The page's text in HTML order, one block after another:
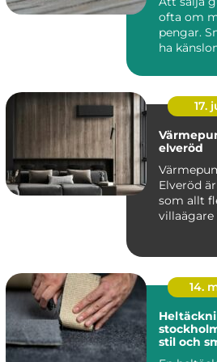
ofta om
pengar.
ha
komma
17.
elveröd
Elveröd
som allt
villaägare
14.
stockholm
stil och